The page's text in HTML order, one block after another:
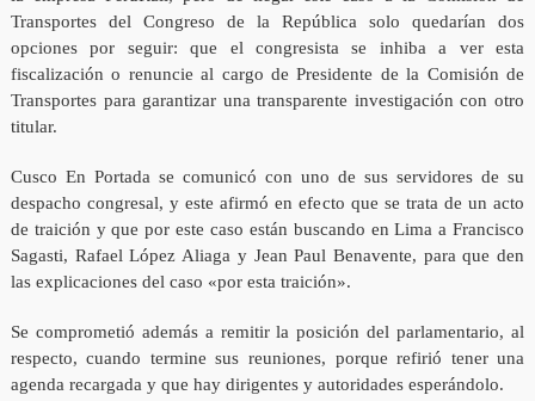
Transportes del Congreso de la República solo quedarían dos
opciones por seguir: que el congresista se inhiba a ver esta
fiscalización o renuncie al cargo de Presidente de la Comisión de
Transportes para garantizar una transparente investigación con otro
titular.
Cusco En Portada se comunicó con uno de sus servidores de su
despacho congresal, y este afirmó en efecto que se trata de un acto
de traición y que por este caso están buscando en Lima a Francisco
Sagasti, Rafael López Aliaga y Jean Paul Benavente, para que den
las explicaciones del caso «por esta traición».
Se comprometió además a remitir la posición del parlamentario, al
respecto, cuando termine sus reuniones, porque refirió tener una
agenda recargada y que hay dirigentes y autoridades esperándolo.